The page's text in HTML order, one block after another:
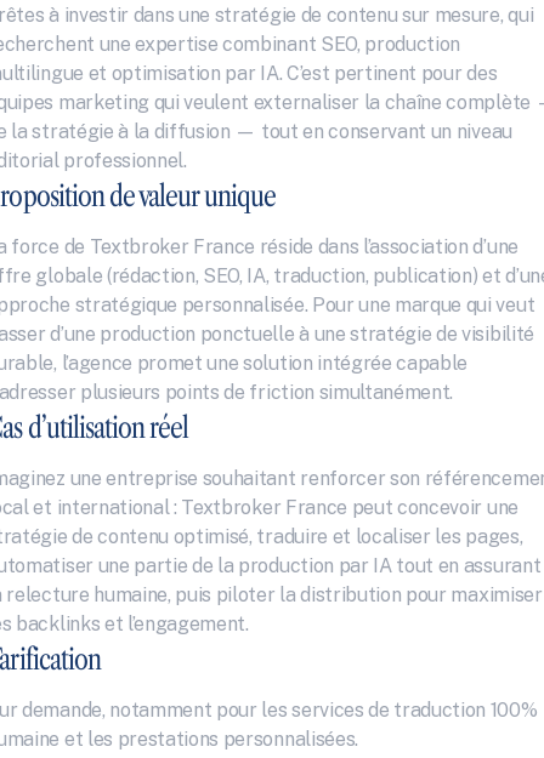
à investir dans une stratégie de contenu sur mesure, qui
une expertise combinant SEO, production
et optimisation par IA. C’est pertinent pour des
marketing qui veulent externaliser la chaîne complète
la stratégie à la diffusion — tout en conservant un niveau
professionnel.
de valeur unique
force de Textbroker France réside dans l’association d’une
globale (rédaction, SEO, IA, traduction, publication) et
stratégique personnalisée. Pour une marque qui veut
d’une production ponctuelle à une stratégie de visibilité
l’agence promet une solution intégrée capable
plusieurs points de friction simultanément.
d’utilisation réel
une entreprise souhaitant renforcer son
et international : Textbroker France peut concevoir une
de contenu optimisé, traduire et localiser les pages,
une partie de la production par IA tout en assurant
relecture humaine, puis piloter la distribution pour maximiser
backlinks et l’engagement.
demande, notamment pour les services de traduction 100%
et les prestations personnalisées.